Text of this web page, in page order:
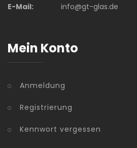
E-Mail:
info@gt-glas.de
Mein Konto
Anmeldung
Registrierung
Kennwort vergessen